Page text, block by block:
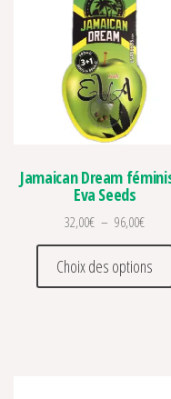
Jamaican Dream
Eva Seeds
32,00€ – 96,00€
Choix des options